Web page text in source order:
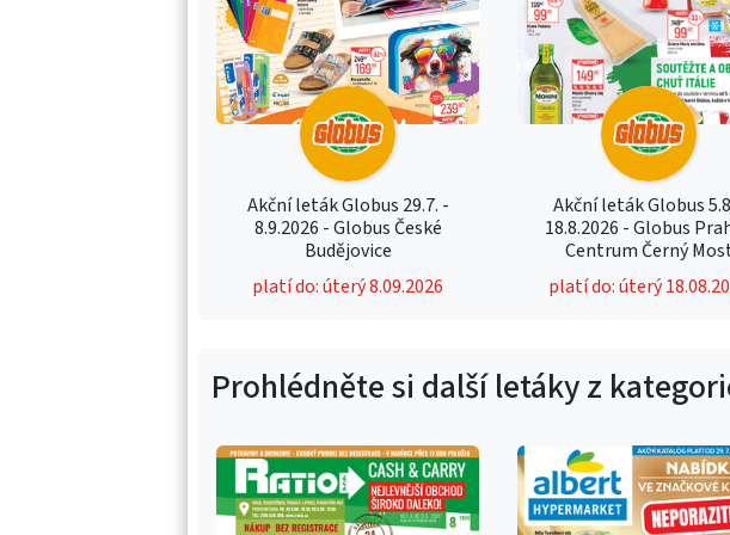
Akční leták Globus 29.7. -
8.9.2026 - Globus České
Budějovice
platí do: úterý 8.09.2026
Akční leták Globus
18.8.2026 - Globus
Centrum Černý
platí do: úterý
Prohlédněte si další letáky z